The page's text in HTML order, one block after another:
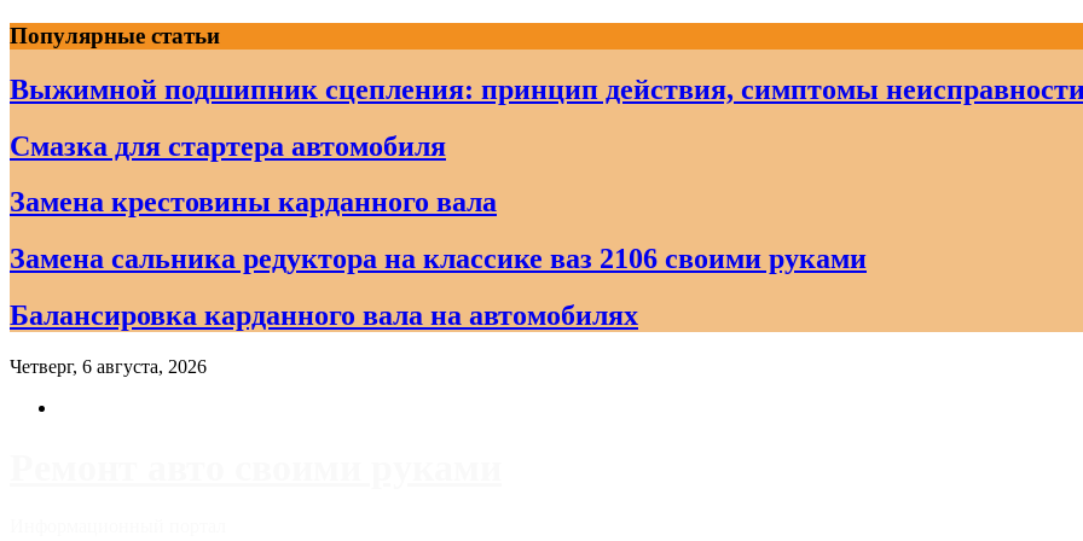
Skip
to
content
Популярные статьи
Выжимной подшипник сцепления: принцип действия, симптомы
Смазка для стартера автомобиля
Замена крестовины карданного вала
Замена сальника редуктора на классике ваз 2106 своими руками
Балансировка карданного вала на автомобилях
Четверг, 6 августа, 2026